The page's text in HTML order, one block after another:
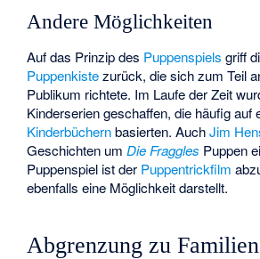
Andere Möglichkeiten
Auf das Prinzip des Puppenspiels griff
Puppenkistezurück, die sich zum Teil
Publikum richtete. Im Laufe der Zeit
Kinderserien geschaffen, die häufig auf
Kinderbüchernbasierten. AuchJim
Geschichten umDie Fraggles Puppen
Puppenspiel ist der Puppentrickfilm
ebenfalls eine Möglichkeit darstellt.
Abgrenzung zu